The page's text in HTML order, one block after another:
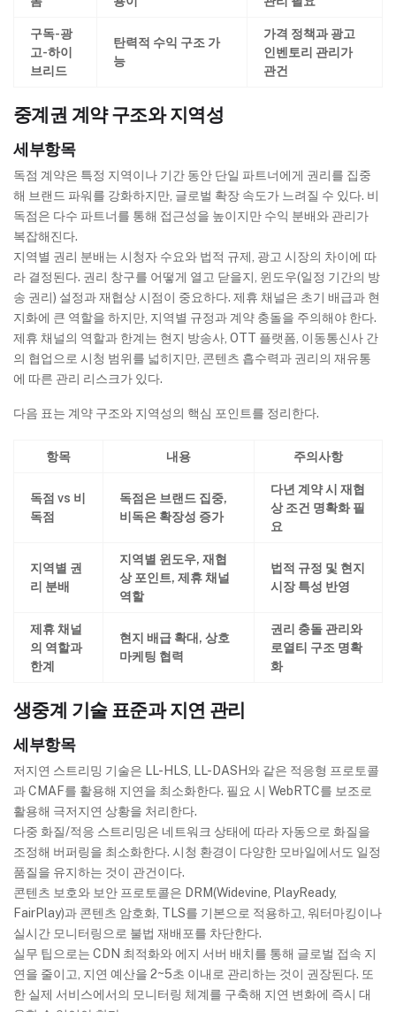
구독-광
고-하이
브리드
탄력적 수익 구조 가
능
가격 정책과 광고
인벤토리 관리가
관건
중계권 계약 구조와 지역성
세부항목
독점 계약은 특정 지역이나 기간 동안 단일 파트너에게 권리를 집중
해 브랜드 파워를 강화하지만, 글로벌 확장 속도가 느려질 수 있다. 비
독점은 다수 파트너를 통해 접근성을 높이지만 수익 분배와 관리가
복잡해진다.
지역별 권리 분배는 시청자 수요와 법적 규제, 광고 시장의 차이에 따
라 결정된다. 권리 창구를 어떻게 열고 닫을지, 윈도우(일정 기간의 방
송 권리) 설정과 재협상 시점이 중요하다. 제휴 채널은 초기 배급과 현
지화에 큰 역할을 하지만, 지역별 규정과 계약 충돌을 주의해야 한다.
제휴 채널의 역할과 한계는 현지 방송사, OTT 플랫폼, 이동통신사 간
의 협업으로 시청 범위를 넓히지만, 콘텐츠 흡수력과 권리의 재유통
에 따른 관리 리스크가 있다.
다음 표는 계약 구조와 지역성의 핵심 포인트를 정리한다.
항목 내용 주의사항
독점 vs 비
독점
독점은 브랜드 집중,
비독은 확장성 증가
다년 계약 시 재협
상 조건 명확화 필
요
지역별 권
리 분배
지역별 윈도우, 재협
상 포인트, 제휴 채널
역할
법적 규정 및 현지
시장 특성 반영
제휴 채널
의 역할과
한계
현지 배급 확대, 상호
마케팅 협력
권리 충돌 관리와
로열티 구조 명확
화
생중계 기술 표준과 지연 관리
세부항목
저지연 스트리밍 기술은 LL-HLS, LL-DASH와 같은 적응형 프로토콜
과 CMAF를 활용해 지연을 최소화한다. 필요 시 WebRTC를 보조로
활용해 극저지연 상황을 처리한다.
다중 화질/적응 스트리밍은 네트워크 상태에 따라 자동으로 화질을
조정해 버퍼링을 최소화한다. 시청 환경이 다양한 모바일에서도 일정
품질을 유지하는 것이 관건이다.
콘텐츠 보호와 보안 프로토콜은 DRM(Widevine, PlayReady,
FairPlay)과 콘텐츠 암호화, TLS를 기본으로 적용하고, 워터마킹이나
실시간 모니터링으로 불법 재배포를 차단한다.
실무 팁으로는 CDN 최적화와 에지 서버 배치를 통해 글로벌 접속 지
연을 줄이고, 지연 예산을 2~5초 이내로 관리하는 것이 권장된다. 또
한 실제 서비스에서의 모니터링 체계를 구축해 지연 변화에 즉시 대